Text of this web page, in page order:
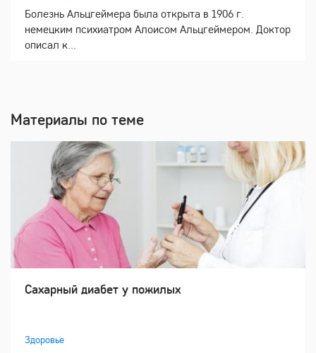
Болезнь Альцгеймера была открыта в 1906 г.
немецким психиатром Алоисом Альцгеймером. Доктор
описал к...
Материалы по теме
Сахарный диабет у пожилых
Здоровье